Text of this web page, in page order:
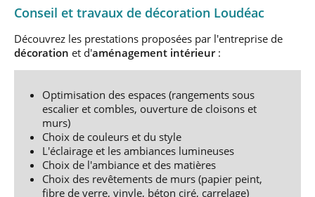
Conseil et travaux de décoration Loudéac
Découvrez les prestations proposées par l'entreprise de
décoration et d'aménagement intérieur:
Optimisation des espaces (rangements sous
escalier et combles, ouverture de cloisons et
murs)
Choix de couleurs et du style
L'éclairage et les ambiances lumineuses
Choix de l'ambiance et des matières
Choix des revêtements de murs (papier peint,
fibre de verre, vinyle, béton ciré, carrelage)